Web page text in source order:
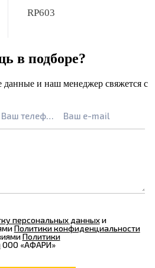
RP603
в подборе?
данные и наш менеджер свяжется с
Ваш телефон Ваш e-mail
персональных данныхи
Политики конфиденциальности
Политики
ООО «АФАРИ»